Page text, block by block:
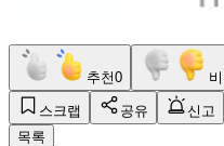
추천0
스크랩 공유
신고
목록